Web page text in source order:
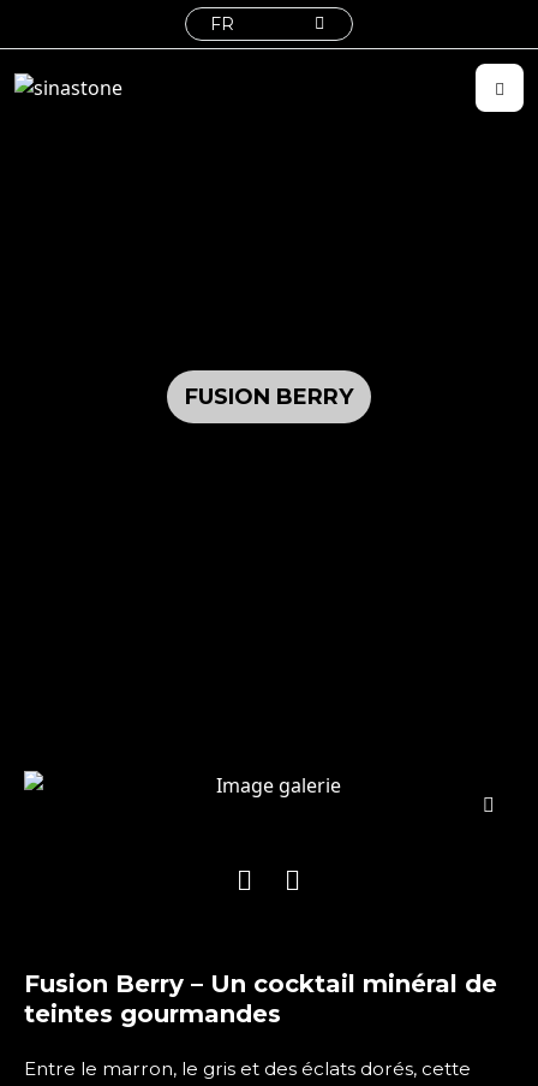
FR
FUSION BERRY
Fusion Berry – Un cocktail minéral de
teintes gourmandes
Entre le marron, le gris et des éclats dorés, cette